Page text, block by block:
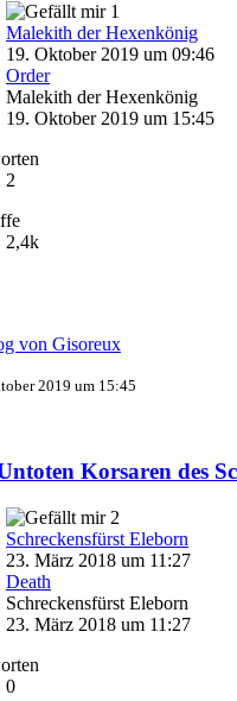
1
Malekith der Hexenkönig
19. Oktober 2019 um 09:46
Order
Malekith der Hexenkönig
19. Oktober 2019 um 15:45
2
2,4k
von Gisoreux
2019 um 15:45
Korsaren des
2
Schreckensfürst Eleborn
23. März 2018 um 11:27
Death
Schreckensfürst Eleborn
23. März 2018 um 11:27
0